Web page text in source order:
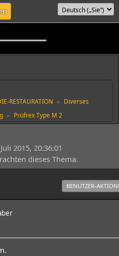
RESTAURATION ► Diverses
► Prüfrex Type M 2
2015, 20:36:01
dieses Thema.
BENUTZER-